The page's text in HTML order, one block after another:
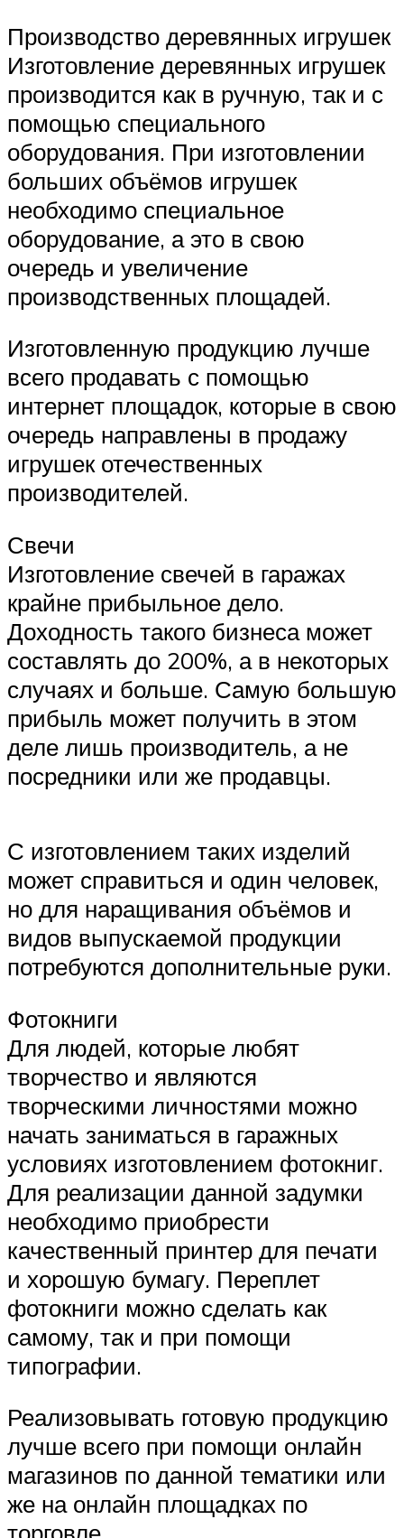
Производство деревянных игрушек
Изготовление деревянных игрушек
производится как в ручную, так и с
помощью специального
оборудования. При изготовлении
больших объёмов игрушек
необходимо специальное
оборудование, а это в свою
очередь и увеличение
производственных площадей.
Изготовленную продукцию лучше
всего продавать с помощью
интернет площадок, которые в свою
очередь направлены в продажу
игрушек отечественных
производителей.
Свечи
Изготовление свечей в гаражах
крайне прибыльное дело.
Доходность такого бизнеса может
составлять до 200%, а в некоторых
случаях и больше. Самую большую
прибыль может получить в этом
деле лишь производитель, а не
посредники или же продавцы.
С изготовлением таких изделий
может справиться и один человек,
но для наращивания объёмов и
видов выпускаемой продукции
потребуются дополнительные руки.
Фотокниги
Для людей, которые любят
творчество и являются
творческими личностями можно
начать заниматься в гаражных
условиях изготовлением фотокниг.
Для реализации данной задумки
необходимо приобрести
качественный принтер для печати
и хорошую бумагу. Переплет
фотокниги можно сделать как
самому, так и при помощи
типографии.
Реализовывать готовую продукцию
лучше всего при помощи онлайн
магазинов по данной тематики или
же на онлайн площадках по